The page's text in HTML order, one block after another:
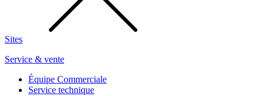
Sites
Service & vente
Équipe Commerciale
Service technique